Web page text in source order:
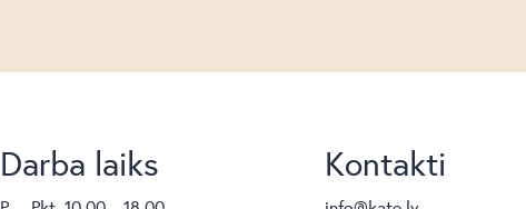
Darba laiks Kontakti